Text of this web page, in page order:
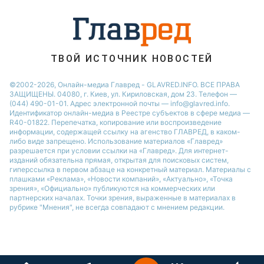
ТВОЙ ИСТОЧНИК НОВОСТЕЙ
©2002-2026, Онлайн-медиа Главред - GLAVRED.INFO. ВСЕ ПРАВА
ЗАЩИЩЕНЫ. 04080, г. Киев, ул. Кириловская, дом 23. Телефон —
(044) 490-01-01. Адрес электронной почты — info@glavred.info.
Идентификатор онлайн-медиа в Реестре cубъектов в сфере медиа —
R40-01822. Перепечатка, копирование или воспроизведение
информации, содержащей ссылку на агенство ГЛАВРЕД, в каком-
либо виде запрещено. Использование материалов «Главред»
разрешается при условии ссылки на «Главред». Для интернет-
изданий обязательна прямая, открытая для поисковых систем,
гиперссылка в первом абзаце на конкретный материал. Материалы с
плашками «Реклама», «Новости компаний», «Актуально», «Точка
зрения», «Официально» публикуются на коммерческих или
партнерских началах. Точки зрения, выраженные в материалах в
рубрике "Мнения", не всегда совпадают с мнением редакции.